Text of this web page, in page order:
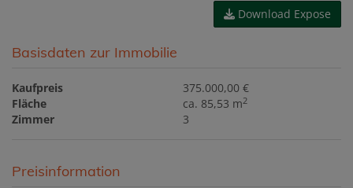
Download Expose
Basisdaten zur Immobilie
Kaufpreis
375.000,00 €
Fläche
ca. 85,53 m2
Zimmer 3
Preisinformation